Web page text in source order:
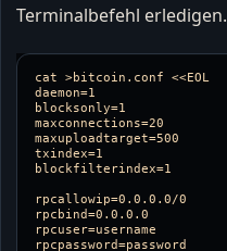
Terminalbefehl erledigen.
cat >bitcoin.conf <<EOL
daemon=1
blocksonly=1
maxconnections=20
maxuploadtarget=500
txindex=1
blockfilterindex=1
rpcallowip=0.0.0.0/0
rpcbind=0.0.0.0
rpcuser=username
rpcpassword=password